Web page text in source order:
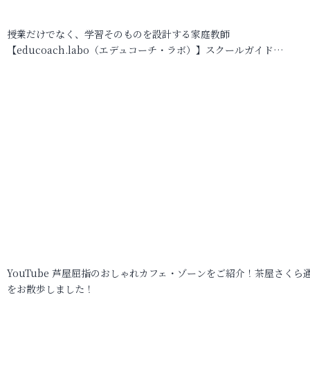
授業だけでなく、学習そのものを設計する家庭教師
【educoach.labo（エデュコーチ・ラボ）】スクールガイド…
YouTube 芦屋屈指のおしゃれカフェ・ゾーンをご紹介！茶屋さくら
をお散歩しました！